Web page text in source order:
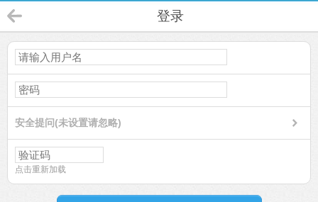
登录
安全提问(未设置请忽略)
点击重新加载